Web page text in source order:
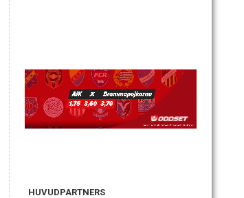
HUVUDPARTNERS